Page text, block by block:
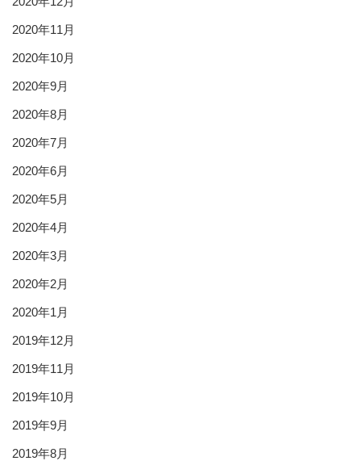
2020年11月
2020年10月
2020年9月
2020年8月
2020年7月
2020年6月
2020年5月
2020年4月
2020年3月
2020年2月
2020年1月
2019年12月
2019年11月
2019年10月
2019年9月
2019年8月